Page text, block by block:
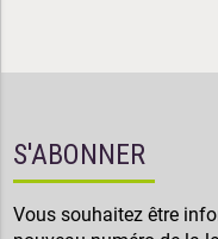
S'ABONNER
Vous souhaitez être